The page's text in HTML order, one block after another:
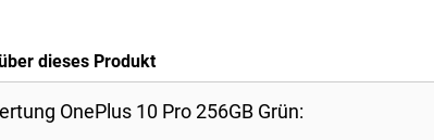
dieses Produkt
OnePlus 10 Pro 256GB Grün: